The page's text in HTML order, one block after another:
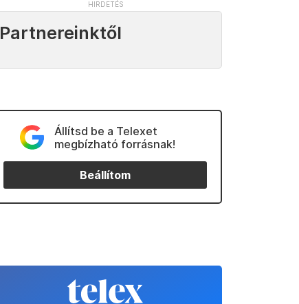
Partnereinktől
Állítsd be a Telexet
megbízható forrásnak!
Beállítom